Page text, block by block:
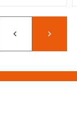
PrécédentSuivant